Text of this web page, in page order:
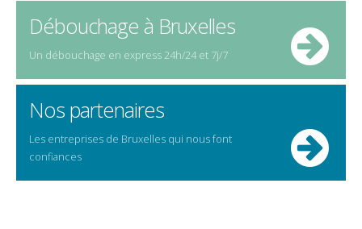
Débouchage à Bruxelles
Un débouchage en express 24h/24 et 7j/7
Nos partenaires
Les entreprises de Bruxelles qui nous font
confiances